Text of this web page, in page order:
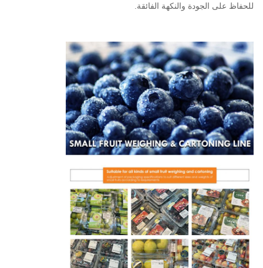
للحفاظ على الجودة والنكهة الفائقة.